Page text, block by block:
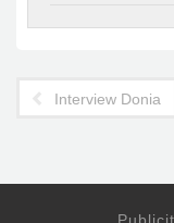
Interview Donia